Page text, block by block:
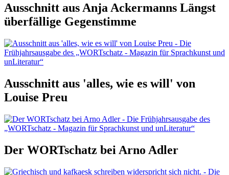
Ausschnitt aus Anja Ackermanns Längst
überfällige Gegenstimme
Ausschnitt aus 'alles, wie es will' von
Louise Preu
Der WORTschatz bei Arno Adler